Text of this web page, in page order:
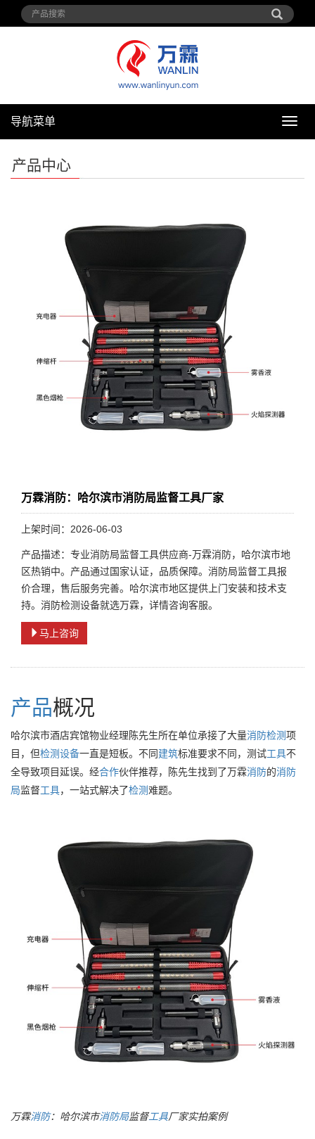
导
导航菜单
产品中心
万霖消防：哈尔滨市消防局监督工具厂家
上架时间：2026-06-03
产品描述：专业消防局监督工具供应商-万霖消防，哈尔滨市地
区热销中。产品通过国家认证，品质保障。消防局监督工具报
价合理，售后服务完善。哈尔滨市地区提供上门安装和技术支
持。消防检测设备就选万霖，详情咨询客服。
马上咨询
产品概况
哈尔滨市酒店宾馆物业经理陈先生所在单位承接了大量消防检测项
目，但检测设备一直是短板。不同建筑标准要求不同，测试工具不
全导致项目延误。经合作伙伴推荐，陈先生找到了万霖消防的消防
局监督工具，一站式解决了检测难题。
万霖消防：哈尔滨市消防局监督工具厂家实拍案例